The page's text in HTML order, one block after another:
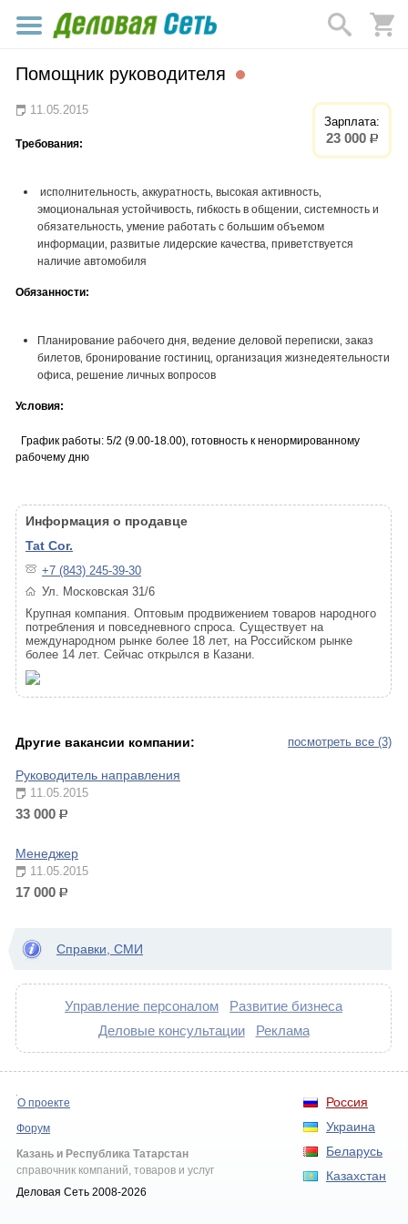
Помощник руководителя
Зарплата:
23 000 р.
11.05.2015
Требования:
исполнительность‚ аккуратность‚ высокая активность‚
эмоциональная устойчивость‚ гибкость в общении‚ системность и
обязательность‚ умение работать с большим объемом
информации‚ развитые лидерские качества‚ приветствуется
наличие автомобиля
Обязанности:
Планирование рабочего дня‚ ведение деловой переписки‚ заказ
билетов‚ бронирование гостиниц‚ организация жизнедеятельности
офиса‚ решение личных вопросов
Условия:
График работы: 5/2 (9.00-18.00)‚ готовность к ненормированному
рабочему дню
Информация о продавце
Tat Cor.
+7 (843) 245-39-30
Ул. Московская 31/6
Крупная компания. Оптовым продвижением товаров народного
потребления и повседневного спроса. Существует на
международном рынке более 18 лет, на Российском рынке
более 14 лет. Сейчас открылся в Казани.
посмотреть все (3)
Другие вакансии компании:
Руководитель направления
11.05.2015
33 000 р.
Менеджер
11.05.2015
17 000 р.
Справки, СМИ
Управление персоналом
Развитие бизнеса
Деловые консультации
Реклама
Россия
Украина
Беларусь
Казахстан
О проекте
Форум
Казань и Республика Татарстан
справочник компаний, товаров и услуг
Деловая Сеть 2008-2026